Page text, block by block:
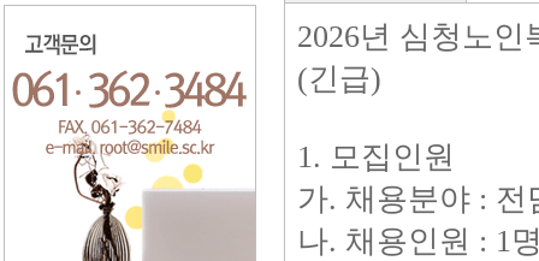
2026년 심청노
(긴급)
1. 모집인원
가. 채용분야 :
나. 채용인원 : 1